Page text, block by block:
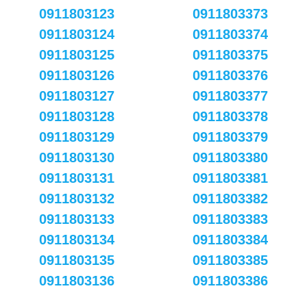
0911803123
0911803124
0911803125
0911803126
0911803127
0911803128
0911803129
0911803130
0911803131
0911803132
0911803133
0911803134
0911803135
0911803136
0911803373
0911803374
0911803375
0911803376
0911803377
0911803378
0911803379
0911803380
0911803381
0911803382
0911803383
0911803384
0911803385
0911803386